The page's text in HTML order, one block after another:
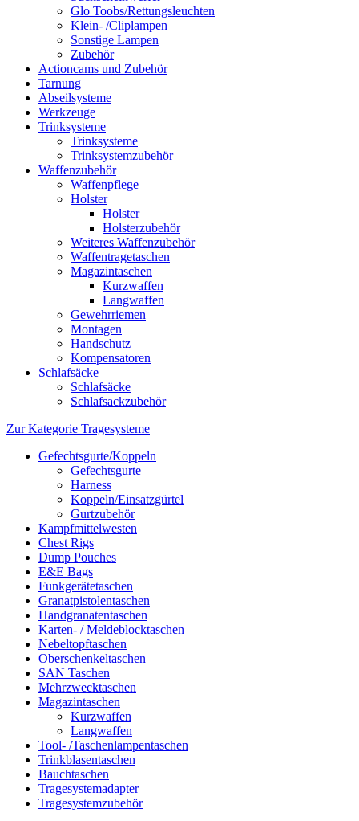
Glo Toobs/Rettungsleuchten
Klein- /Cliplampen
Sonstige Lampen
Zubehör
Actioncams und Zubehör
Tarnung
Abseilsysteme
Werkzeuge
Trinksysteme
Trinksysteme
Trinksystemzubehör
Waffenzubehör
Waffenpflege
Holster
Holster
Holsterzubehör
Weiteres Waffenzubehör
Waffentragetaschen
Magazintaschen
Kurzwaffen
Langwaffen
Gewehrriemen
Montagen
Handschutz
Kompensatoren
Schlafsäcke
Schlafsäcke
Schlafsackzubehör
Zur Kategorie Tragesysteme
Gefechtsgurte/Koppeln
Gefechtsgurte
Harness
Koppeln/Einsatzgürtel
Gurtzubehör
Kampfmittelwesten
Chest Rigs
Dump Pouches
E&E Bags
Funkgerätetaschen
Granatpistolentaschen
Handgranatentaschen
Karten- / Meldeblocktaschen
Nebeltopftaschen
Oberschenkeltaschen
SAN Taschen
Mehrzwecktaschen
Magazintaschen
Kurzwaffen
Langwaffen
Tool- /Taschenlampentaschen
Trinkblasentaschen
Bauchtaschen
Tragesystemadapter
Tragesystemzubehör